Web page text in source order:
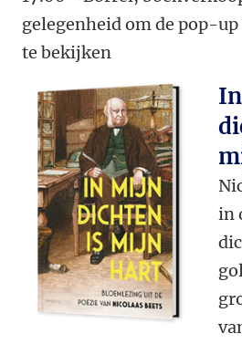
gelegenheid om de pop-
te bekijken
in